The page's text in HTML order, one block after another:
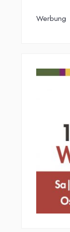
Werbung